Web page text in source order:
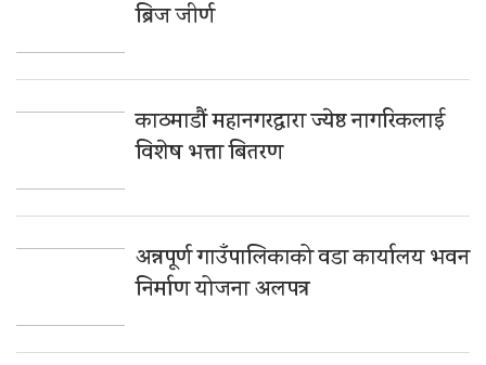
ब्रिज जीर्ण
काठमाडौं महानगरद्वारा ज्येष्ठ नागरिकलाई
विशेष भत्ता बितरण
अन्नपूर्ण गाउँपालिकाको वडा कार्यालय भवन
निर्माण योजना अलपत्र